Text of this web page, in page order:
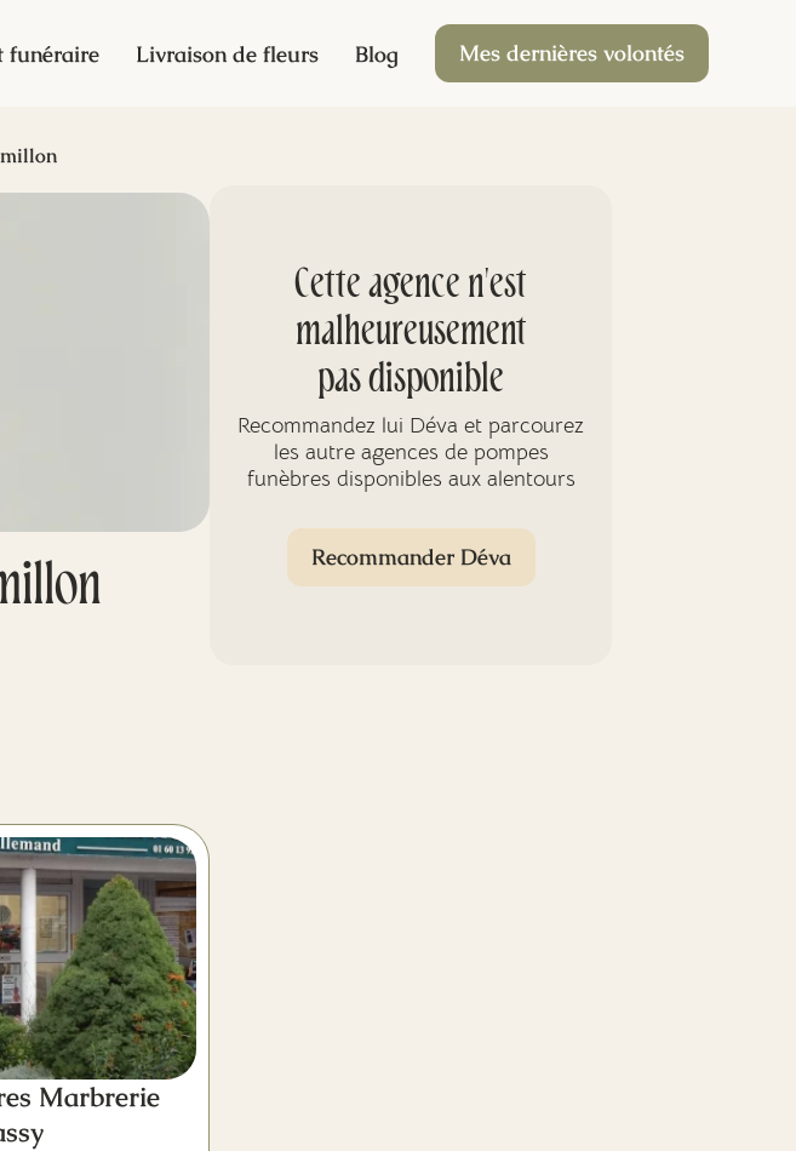
funéraire Livraison de fleurs Blog Mes dernières volontés
Marbrerie
Cette agence n'est
malheureusement
pas disponible
Recommandez lui Déva et parcourez
les autre agences de pompes
funèbres disponibles aux alentours
Recommander Déva